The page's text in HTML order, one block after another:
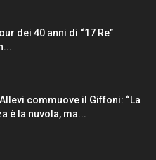
dei 40 anni di “17 Re”
commuove il Giffoni: “La
è la nuvola, ma...